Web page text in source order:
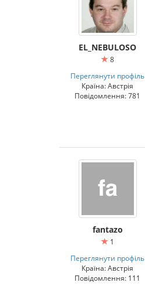
EL_NEBULOSO
8
Переглянути профіль
Країна: Австрія
Повідомлення: 781
fantazo
1
Переглянути профіль
Країна: Австрія
Повідомлення: 111